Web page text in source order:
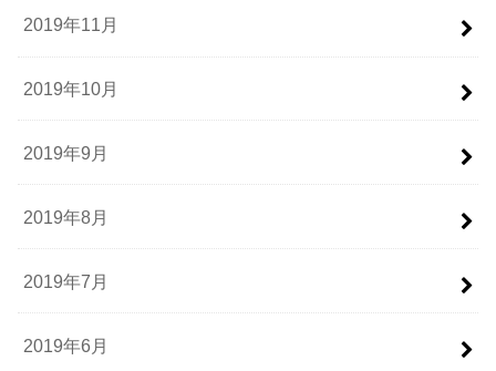
2019年11月
2019年10月
2019年9月
2019年8月
2019年7月
2019年6月